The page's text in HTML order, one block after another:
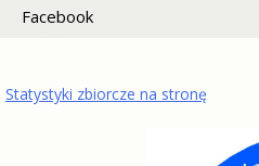
Facebook
Statystyki zbiorcze na stronę